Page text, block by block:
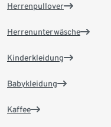
Herrenpullover
Herrenunterwäsche
Kinderkleidung
Babykleidung
Kaffee